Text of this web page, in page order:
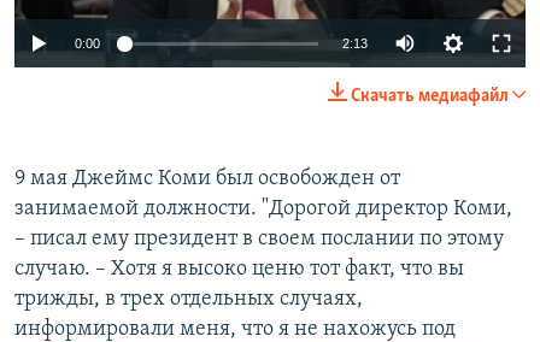
0:00 2:13
Скачать медиафайл
9 мая Джеймс Коми был освобожден от
занимаемой должности. "Дорогой директор Коми,
– писал ему президент в своем послании по этому
случаю. – Хотя я высоко ценю тот факт, что вы
трижды, в трех отдельных случаях,
информировали меня, что я не нахожусь под